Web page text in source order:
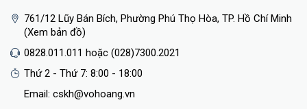
761/12 Lũy Bán Bích, Phường Phú Thọ Hòa, TP. Hồ Chí Minh
(Xem bản đồ)
0828.011.011 hoặc (028)7300.2021
Thứ 2 - Thứ 7: 8:00 - 18:00
Email: cskh@vohoang.vn